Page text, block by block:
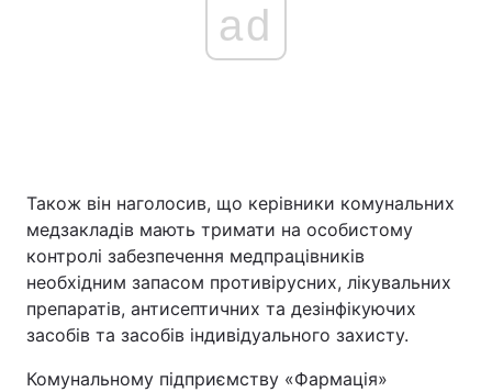
ad
Також він наголосив, що керівники комунальних
медзакладів мають тримати на особистому
контролі забезпечення медпрацівників
необхідним запасом противірусних, лікувальних
препаратів, антисептичних та дезінфікуючих
засобів та засобів індивідуального захисту.
Комунальному підприємству «Фармація»